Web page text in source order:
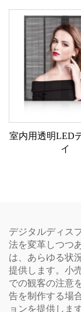
室内用透明LED
イ
デジタルディス
法を変革しつつ
は、あらゆる状
提供します。小
での観客の注意
告を制作する場
ョンを提供しま